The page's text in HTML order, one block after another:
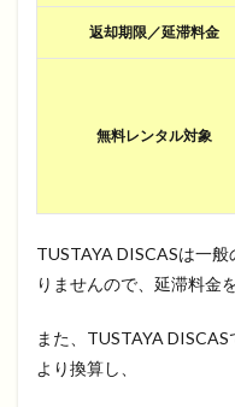
返却期限／延滞料金
無料レンタル対象
TUSTAYA DISCASは一
りませんので、延滞料金
また、TUSTAYA
より換算し、